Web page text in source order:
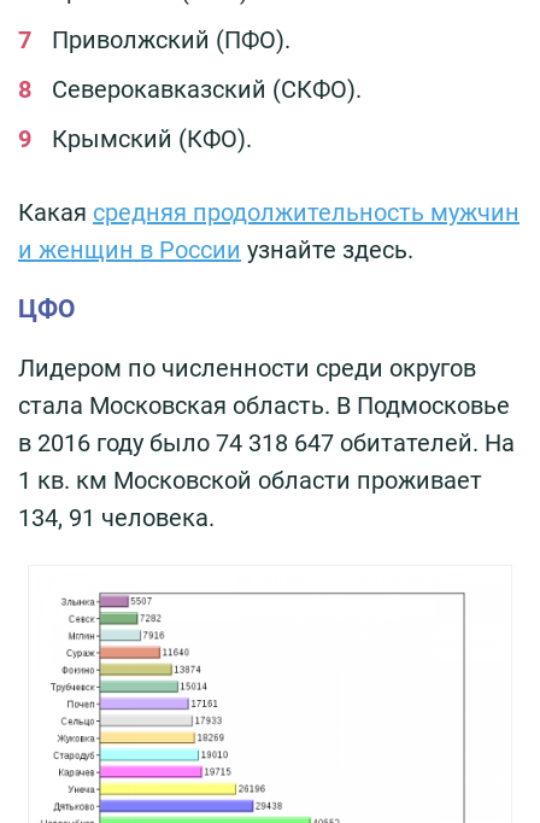
Приволжский (ПФО).
Северокавказский (СКФО).
Крымский (КФО).
Какая средняя продолжительность мужчин
и женщин в России узнайте здесь.
ЦФО
Лидером по численности среди округов
стала Московская область. В Подмосковье
в 2016 году было 74 318 647 обитателей. На
1 кв. км Московской области проживает
134, 91 человека.